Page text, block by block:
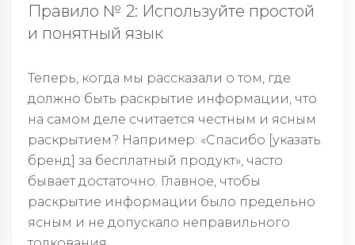
Правило № 2: Используйте простой
и понятный язык
Теперь, когда мы рассказали о том, где
должно быть раскрытие информации, что
на самом деле считается честным и ясным
раскрытием? Например: «Спасибо [указать
бренд] за бесплатный продукт», часто
бывает достаточно. Главное, чтобы
раскрытие информации было предельно
ясным и не допускало неправильного